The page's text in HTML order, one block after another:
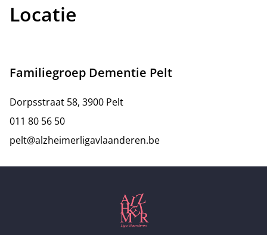
Locatie
Familiegroep Dementie Pelt
Dorpsstraat 58, 3900 Pelt
011 80 56 50
pelt@alzheimerligavlaanderen.be